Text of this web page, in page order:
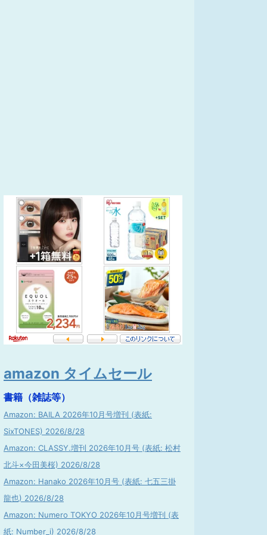
amazon タイムセール
書籍（雑誌等）
Amazon: BAILA 2026年10月号増刊 (表紙:
SixTONES) 2026/8/28
Amazon: CLASSY.増刊 2026年10月号 (表紙: 松村
北斗×今田美桜) 2026/8/28
Amazon: Hanako 2026年10月号 (表紙: 七五三掛
龍也) 2026/8/28
Amazon: Numero TOKYO 2026年10月号増刊 (表
紙: Number_i) 2026/8/28